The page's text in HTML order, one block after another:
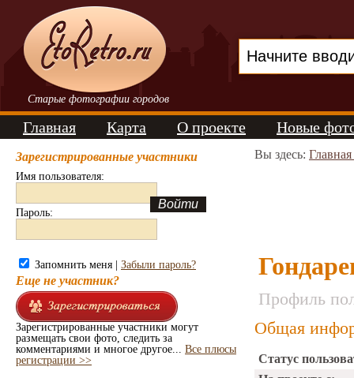
Старые фотографии городов
Главная Карта О проекте Новые
Зарегистрированные участники
Имя пользователя:
Пароль:
Запомнить меня | Забыли пароль?
Еще не участник?
Зарегистрированные участники могут
размещать свои фото, следить за
комментариями и многое другое... Все плюсы
регистрации >>
Вы здесь:
Профиль
Общая
Статус